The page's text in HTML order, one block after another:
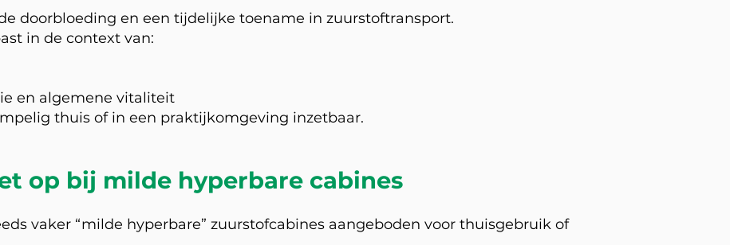
doorbloeding en een tijdelijke toename in zuurstoftransport.
in de context van:
en algemene vitaliteit
thuis of in een praktijkomgeving inzetbaar.
op bij milde hyperbare cabines
vaker “milde hyperbare” zuurstofcabines aangeboden voor thuisgebruik of